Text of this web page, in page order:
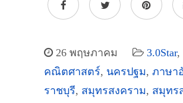
26 พฤษภาคม 3.0Star,
คณิตศาสตร์, นครปฐม, ภาษา
ราชบุรี, สมุทรสงคราม, สมุทร